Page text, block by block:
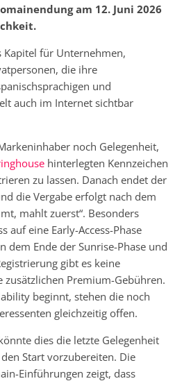
am 12. Juni 2026
für Unternehmen,
die ihre
und
auch im Internet sichtbar
noch Gelegenheit,
hinterlegten Kennzeichen
zu lassen. Danach endet der
die Vergabe erfolgt nach dem
mahlt zuerst“. Besonders
auf eine Early-Access-Phase
dem Ende der Sunrise-Phase und
gibt es keine
zusätzlichen Premium-Gebühren.
beginnt, stehen die noch
gleichzeitig offen.
dies die letzte Gelegenheit
Start vorzubereiten. Die
Einführungen zeigt, dass